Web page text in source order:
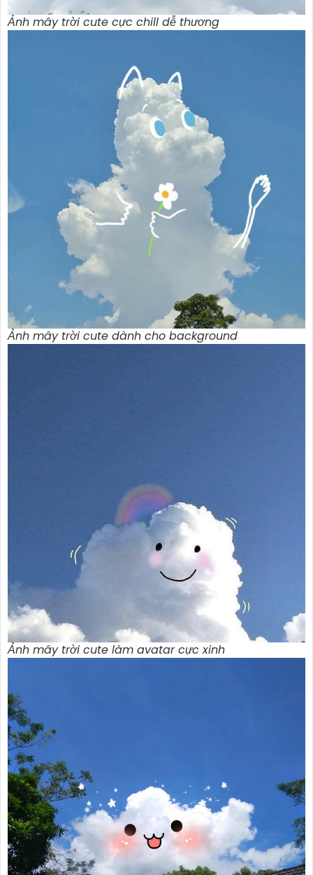
Ảnh mây trời cute cực chill dễ thương
Ảnh mây trời cute dành cho background
Ảnh mây trời cute làm avatar cực xinh